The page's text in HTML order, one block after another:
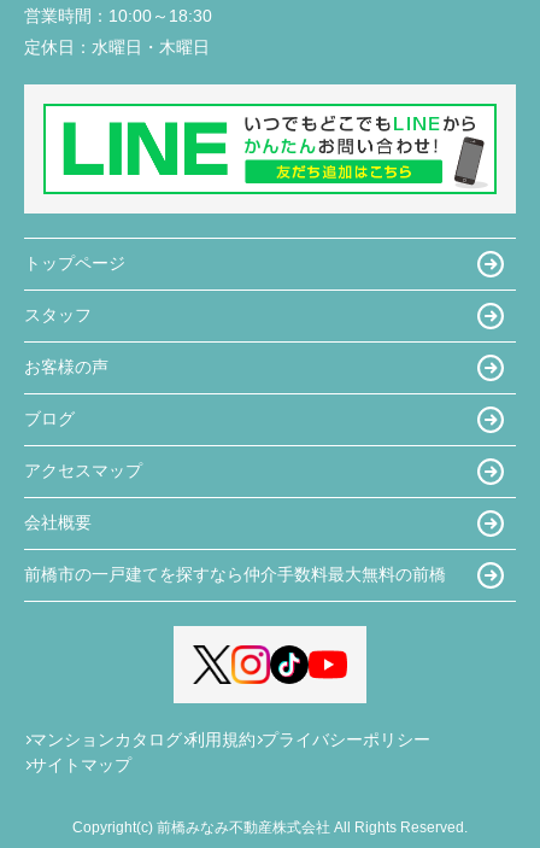
営業時間： 10:00～18:30
定休日： 水曜日・木曜日
トップページ
スタッフ
お客様の声
ブログ
アクセスマップ
会社概要
前橋市の一戸建てを探すなら仲介手数料最大無料の前橋
マンションカタログ 利用規約 プライバシーポリシー
サイトマップ
Copyright(c) 前橋みなみ不動産株式会社 All Rights Reserved.